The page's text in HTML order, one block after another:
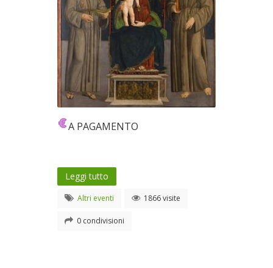
A PAGAMENTO
Leggi tutto
Altri eventi 1866 visite
0 condivisioni